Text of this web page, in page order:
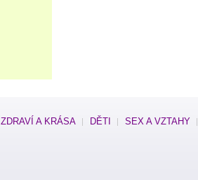
ZDRAVÍ A KRÁSA DĚTI SEX A VZTAHY